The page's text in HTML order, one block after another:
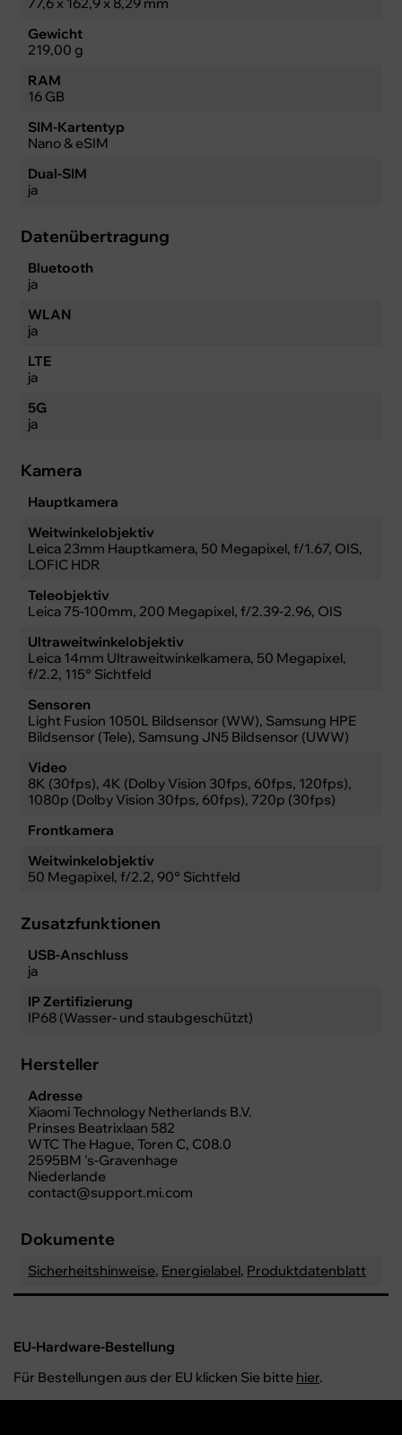
Gewicht
219,00 g
RAM
16 GB
SIM-Kartentyp
Nano & eSIM
Dual-SIM
ja
Datenübertragung
Bluetooth
ja
WLAN
ja
LTE
ja
5G
ja
Kamera
Hauptkamera
Weitwinkelobjektiv
Leica 23mm Hauptkamera, 50 Megapixel, f/1.67, OIS,
LOFIC HDR
Teleobjektiv
Leica 75-100mm, 200 Megapixel, f/2.39-2.96, OIS
Ultraweitwinkelobjektiv
Leica 14mm Ultraweitwinkelkamera, 50 Megapixel,
f/2.2, 115° Sichtfeld
Sensoren
Light Fusion 1050L Bildsensor (WW), Samsung HPE
Bildsensor (Tele), Samsung JN5 Bildsensor (UWW)
Video
8K (30fps), 4K (Dolby Vision 30fps, 60fps, 120fps),
1080p (Dolby Vision 30fps, 60fps), 720p (30fps)
Frontkamera
Weitwinkelobjektiv
50 Megapixel, f/2.2, 90° Sichtfeld
Zusatzfunktionen
USB-Anschluss
ja
IP Zertifizierung
IP68 (Wasser- und staubgeschützt)
Hersteller
Adresse
Xiaomi Technology Netherlands B.V.
Prinses Beatrixlaan 582
WTC The Hague, Toren C, C08.0
2595BM 's-Gravenhage
Niederlande
contact@support.mi.com
Dokumente
Sicherheitshinweise, Energielabel, Produktdatenblatt
EU-Hardware-Bestellung
Für Bestellungen aus der EU klicken Sie bitte hier.